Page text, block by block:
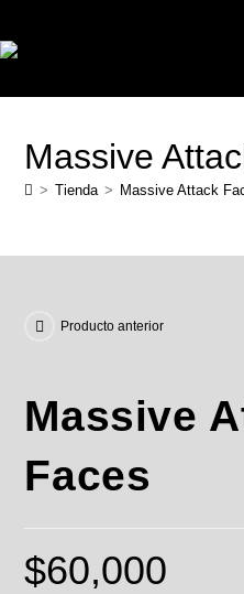
Massive
> Tienda > Massive Attack
Producto anterior
Massive
Faces
$60,000